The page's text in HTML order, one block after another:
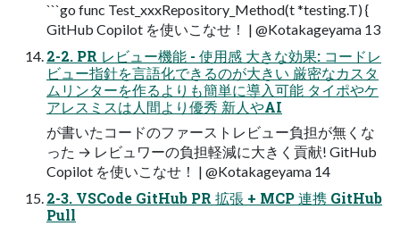
```go func Test_xxxRepository_Method(t *testing.T) {
GitHub Copilot を使いこなせ！ | @Kotakageyama 13
2-2. PR レビュー機能 - 使用感 大きな効果: コードレ
ビュー指針を言語化できるのが大きい 厳密なカスタ
ムリンターを作るよりも簡単に導入可能 タイポやケ
アレスミスは人間より優秀 新人やAI
が書いたコードのファーストレビュー負担が無くな
った → レビュワーの負担軽減に大きく貢献! GitHub
Copilot を使いこなせ！ | @Kotakageyama 14
2-3. VSCode GitHub PR 拡張 + MCP 連携 GitHub
Pull